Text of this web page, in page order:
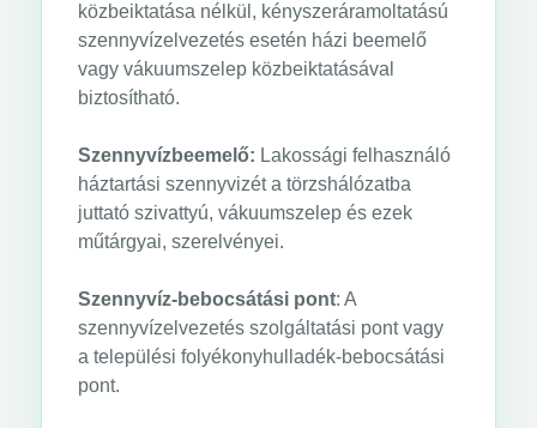
közbeiktatása nélkül, kényszeráramoltatású
szennyvízelvezetés esetén házi beemelő
vagy vákuumszelep közbeiktatásával
biztosítható.
Szennyvízbeemelő: Lakossági felhasználó
háztartási szennyvizét a törzshálózatba
juttató szivattyú, vákuumszelep és ezek
műtárgyai, szerelvényei.
Szennyvíz-bebocsátási pont: A
szennyvízelvezetés szolgáltatási pont vagy
a települési folyékonyhulladék-bebocsátási
pont.